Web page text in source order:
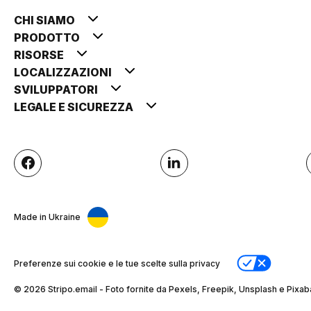
CHI SIAMO
PRODOTTO
RISORSE
LOCALIZZAZIONI
SVILUPPATORI
LEGALE E SICUREZZA
Made in Ukraine
Preferenze sui cookie e le tue scelte sulla privacy
© 2026 Stripо.email - Foto fornite da Pexels, Freepik, Unsplash e